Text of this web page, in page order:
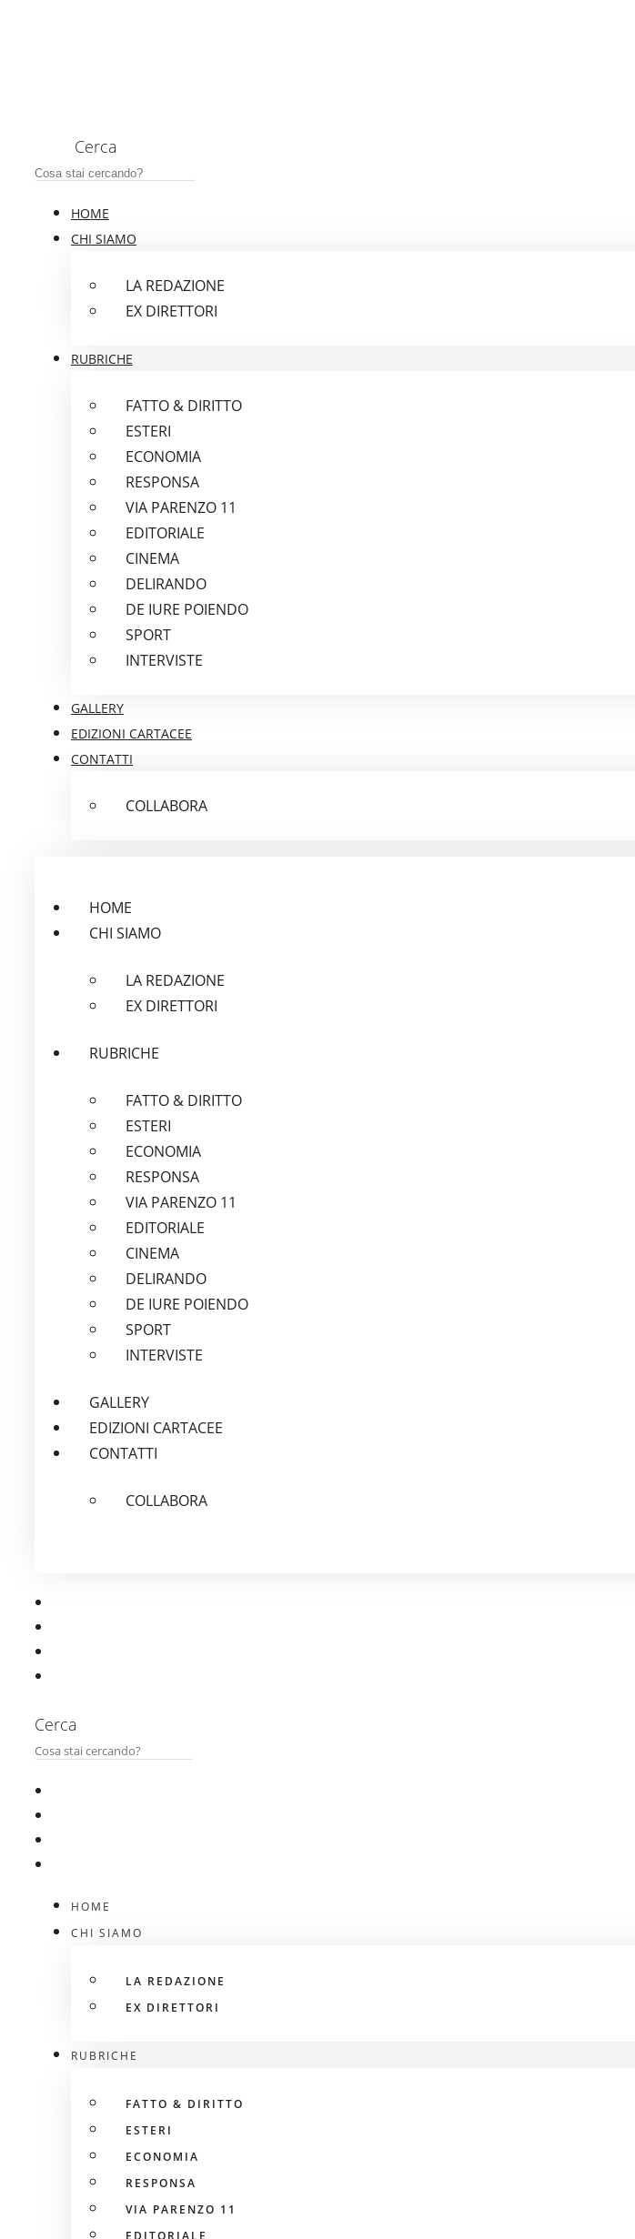
Cerca
HOME
CHI SIAMO
LA REDAZIONE
EX DIRETTORI
RUBRICHE
FATTO & DIRITTO
ESTERI
ECONOMIA
RESPONSA
VIA PARENZO 11
EDITORIALE
CINEMA
DELIRANDO
DE IURE POIENDO
SPORT
INTERVISTE
GALLERY
EDIZIONI CARTACEE
CONTATTI
COLLABORA
HOME
CHI SIAMO
LA REDAZIONE
EX DIRETTORI
RUBRICHE
FATTO & DIRITTO
ESTERI
ECONOMIA
RESPONSA
VIA PARENZO 11
EDITORIALE
CINEMA
DELIRANDO
DE IURE POIENDO
SPORT
INTERVISTE
GALLERY
EDIZIONI CARTACEE
CONTATTI
COLLABORA
Cerca
HOME
CHI SIAMO
LA REDAZIONE
EX DIRETTORI
RUBRICHE
FATTO & DIRITTO
ESTERI
ECONOMIA
RESPONSA
VIA PARENZO 11
EDITORIALE